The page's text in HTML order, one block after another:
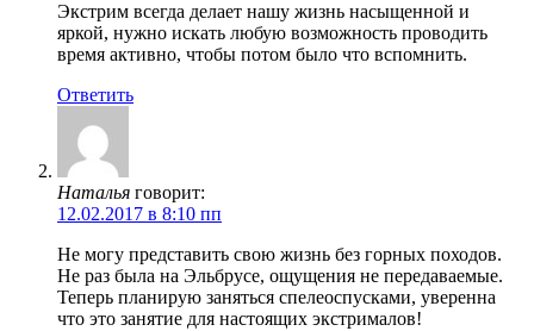
Экстрим всегда делает нашу жизнь насыщенной и
яркой, нужно искать любую возможность проводить
время активно, чтобы потом было что вспомнить.
Ответить
Наталья говорит:
12.02.2017 в 8:10 пп
Не могу представить свою жизнь без горных походов.
Не раз была на Эльбрусе, ощущения не передаваемые.
Теперь планирую заняться спелеоспусками, уверенна
что это занятие для настоящих экстрималов!